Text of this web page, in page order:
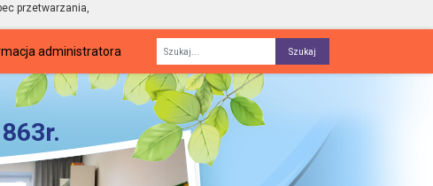
przetwarzania,
administratora
Fraza